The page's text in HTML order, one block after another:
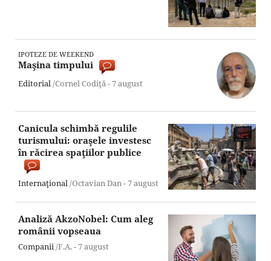
IPOTEZE DE WEEKEND
Maşina timpului
Editorial/Cornel Codiţă -7 august
Canicula schimbă regulile
turismului: oraşele investesc
în răcirea spaţiilor publice
Internaţional/Octavian Dan -7 august
Analiză AkzoNobel: Cum aleg
românii vopseaua
Companii/F.A. -7 august